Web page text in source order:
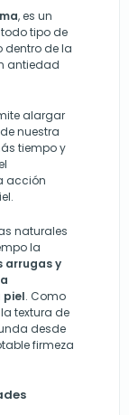
, es un
tipo de
dentro de la
antiedad
alargar
nuestra
tiempo y
acción
naturales
la
arrugas y
piel. Como
textura de
desde
firmeza